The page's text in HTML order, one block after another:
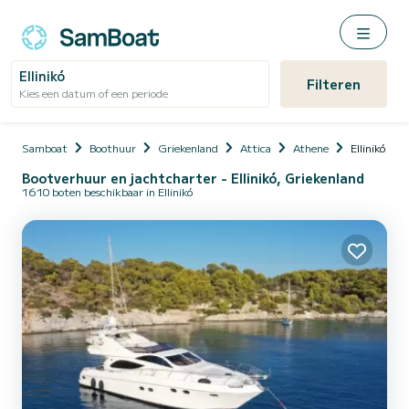
Ellinikó
Kies een datum of een periode Filteren
Samboat Boothuur Griekenland Attica Athene Ellinikó
Bootverhuur en jachtcharter - Ellinikó, Griekenland
1610 boten beschikbaar in Ellinikó